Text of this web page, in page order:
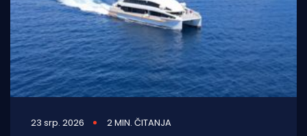
23 srp. 2026 2 MIN. ČITANJA